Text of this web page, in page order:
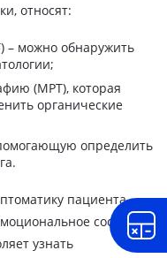
относят:
– можно обнаружить
(МРТ), которая
органические
определить
пациента,
состояние.
узнать